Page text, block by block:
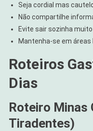
Seja cordial mas
Não compartilhe
Evite sair sozinha
Mantenha-se em áreas
Roteiros
Dias
Roteiro Minas
Tiradentes)